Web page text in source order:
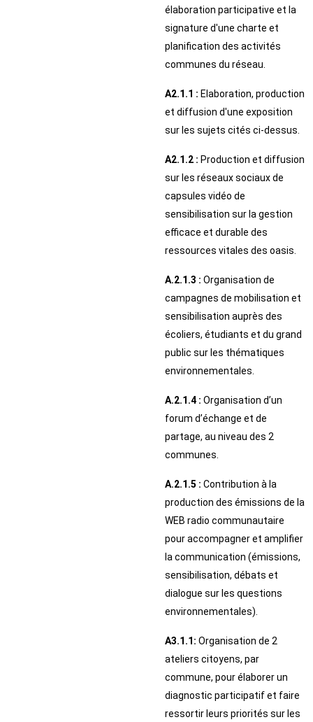
élaboration participative et la
signature d'une charte et
planification des activités
communes du réseau.
A2.1.1 : Elaboration, production
et diffusion d'une exposition
sur les sujets cités ci-dessus.
A2.1.2 : Production et diffusion
sur les réseaux sociaux de
capsules vidéo de
sensibilisation sur la gestion
efficace et durable des
ressources vitales des oasis.
A.2.1.3 : Organisation de
campagnes de mobilisation et
sensibilisation auprès des
écoliers, étudiants et du grand
public sur les thématiques
environnementales.
A.2.1.4 : Organisation d’un
forum d’échange et de
partage, au niveau des 2
communes.
A.2.1.5 : Contribution à la
production des émissions de la
WEB radio communautaire
pour accompagner et amplifier
la communication (émissions,
sensibilisation, débats et
dialogue sur les questions
environnementales).
A3.1.1: Organisation de 2
ateliers citoyens, par
commune, pour élaborer un
diagnostic participatif et faire
ressortir leurs priorités sur les